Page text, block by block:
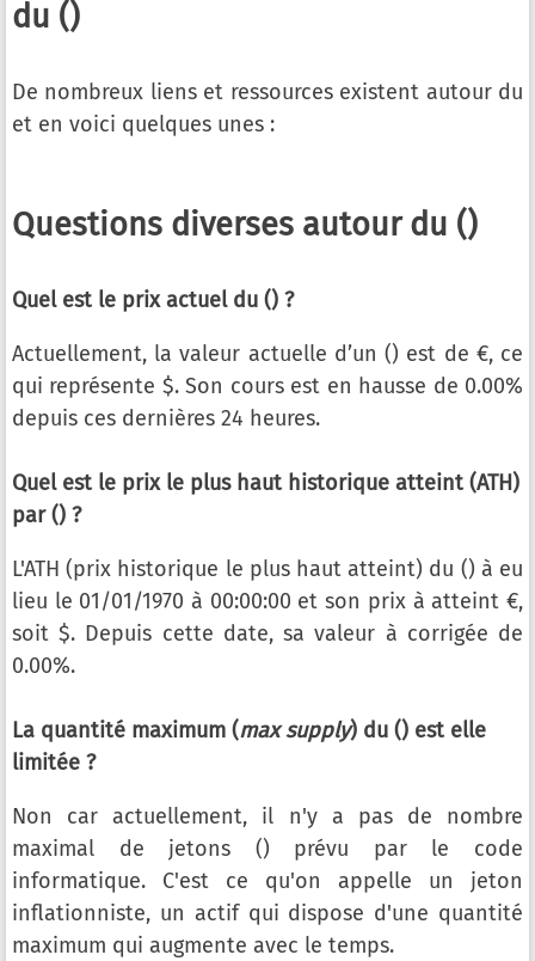
du ()
De nombreux liens et ressources existent autour du
et en voici quelques unes :
Questions diverses autour du ()
Quel est le prix actuel du () ?
Actuellement, la valeur actuelle d’un () est de €, ce
qui représente $. Son cours est en hausse de 0.00%
depuis ces dernières 24 heures.
Quel est le prix le plus haut historique atteint (ATH)
par () ?
L'ATH (prix historique le plus haut atteint) du () à eu
lieu le 01/01/1970 à 00:00:00 et son prix à atteint €,
soit $. Depuis cette date, sa valeur à corrigée de
0.00%.
La quantité maximum (max supply) du () est elle
limitée ?
Non car actuellement, il n'y a pas de nombre
maximal de jetons () prévu par le code
informatique. C'est ce qu'on appelle un jeton
inflationniste, un actif qui dispose d'une quantité
maximum qui augmente avec le temps.